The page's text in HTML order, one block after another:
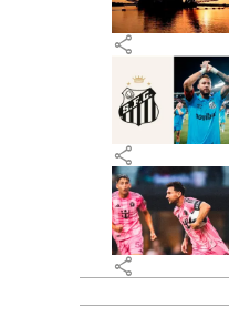
share
share
share